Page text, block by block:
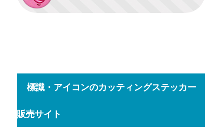
標識・アイコンのカッティングステッカー
販売サイト